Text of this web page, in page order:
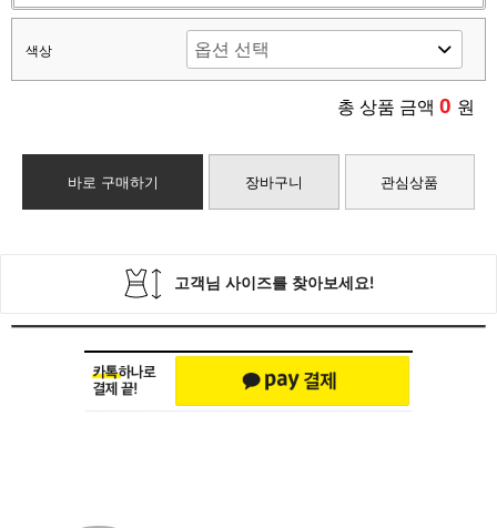
색상
총 상품 금액 0 원
바로 구매하기 장바구니 관심상품